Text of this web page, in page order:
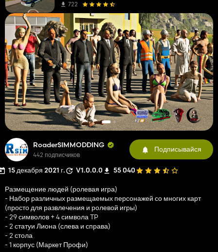
RoaderSIMMODDING
442 подписчиков
Подписывайся
15 декабря 2021 г. V1.0.0.0 55 040
Размещение людей (ролевая игра)
- Набор различных размещаемых персонажей со многих карт
(просто для развлечения и ролевой игры)
- 29 символов + 4 символа TP
- 2 статуи Лиона (слева и справа)
- 2 стола
- 1 корпус (Маркет Профи)
722